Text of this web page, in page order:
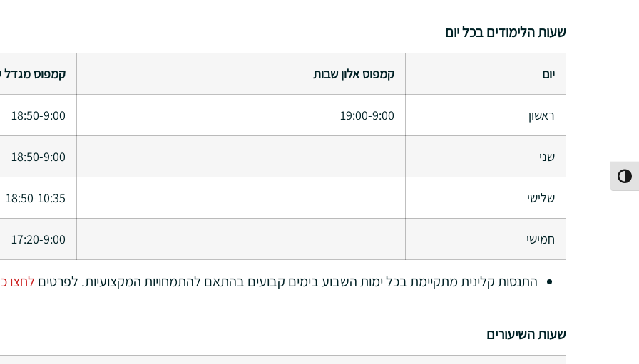
הפעל/כבה ניגודיות גבוהה
שעות הלימודים בכל יום
יום קמפוס אלון שבות קמפוס מגדל
ראשון 19:00-9:00
18:50-9:00
שני 18:50-9:00
שלישי 18:50-10:35
חמישי 17:20-9:00
התנסות קלינית מתקיימת בכל ימות השבוע בימים קבועים בהתאם להתמחויות המקצועיות. לפרטים לחצו
שעות השיעורים